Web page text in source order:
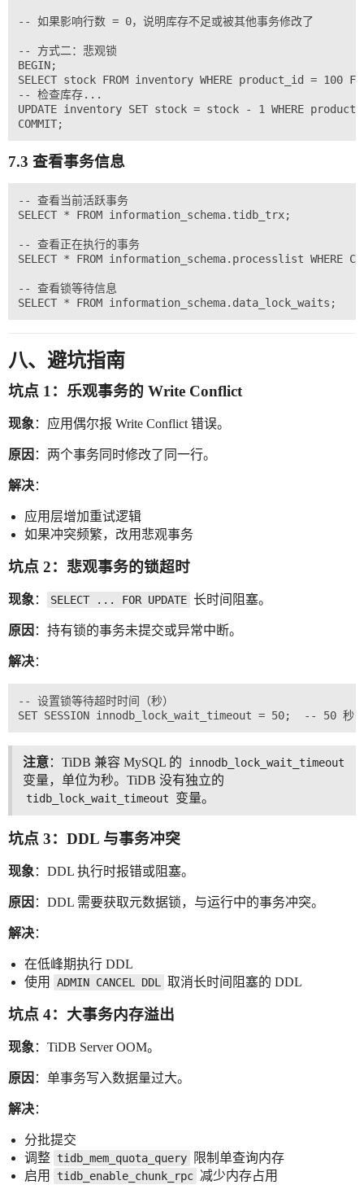
SELECT @result;  -- 'SUCCESS'
-- 验证余额
-- 如果影响行数 = 0，说明库存不足或被其他事务修改了
-- 方式二：悲观锁
BEGIN;
SELECT stock FROM inventory WHERE product_id = 100
-- 检查库存...
UPDATE inventory SET stock = stock - 1 WHERE
7.3 查看事务信息
-- 查看当前活跃事务
SELECT * FROM information_schema.tidb_trx;
-- 查看正在执行的事务
SELECT * FROM information_schema.processlist WHERE
-- 查看锁等待信息
八、避坑指南
坑点 1：乐观事务的 Write Conflict
现象 ：应用偶尔报 Write Conflict 错误。
原因 ：两个事务同时修改了同一行。
解决：
应用层增加重试逻辑
如果冲突频繁，改用悲观事务
坑点 2：悲观事务的锁超时
现象 ： SELECT ... FOR UPDATE 长时间阻塞。
原因 ：持有锁的事务未提交或异常中断。
解决：
-- 设置锁等待超时时间（秒）
注意：TiDB 兼容 MySQL 的 innodb_lock_wait_timeout
变量，单位为秒。TiDB 没有独立的
tidb_lock_wait_timeout 变量。
坑点 3：DDL 与事务冲突
现象 ：DDL 执行时报错或阻塞。
原因 ：DDL 需要获取元数据锁，与运行中的事务冲突。
解决：
在低峰期执行 DDL
使用
ADMIN CANCEL DDL 取消长时间阻塞的 DDL
坑点 4：大事务内存溢出
现象 ：TiDB Server OOM。
原因 ：单事务写入数据量过大。
解决：
分批提交
调整 tidb_mem_quota_query
限制单查询内存
启用
tidb_enable_chunk_rpc 减少内存占用